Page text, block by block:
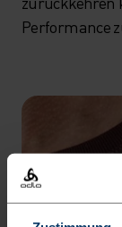
Performance